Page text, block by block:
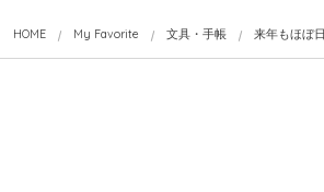
HOME My Favorite 文具・手帳 来年もほぼ